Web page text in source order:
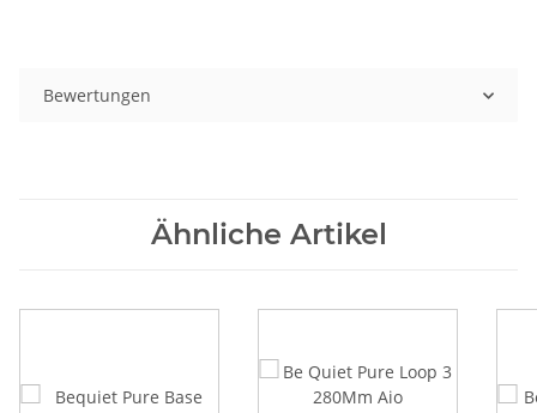
Bewertungen
Ähnliche Artikel